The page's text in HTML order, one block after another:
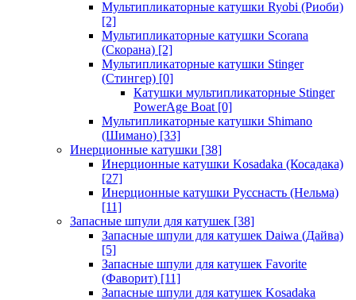
Мультипликаторные катушки Ryobi (Риоби)
[2]
Мультипликаторные катушки Scorana
(Скорана) [2]
Мультипликаторные катушки Stinger
(Стингер) [0]
Катушки мультипликаторные Stinger
PowerAge Boat [0]
Мультипликаторные катушки Shimano
(Шимано) [33]
Инерционные катушки [38]
Инерционные катушки Kosadaka (Косадака)
[27]
Инерционные катушки Русснасть (Нельма)
[11]
Запасные шпули для катушек [38]
Запасные шпули для катушек Daiwa (Дайва)
[5]
Запасные шпули для катушек Favorite
(Фаворит) [11]
Запасные шпули для катушек Kosadaka